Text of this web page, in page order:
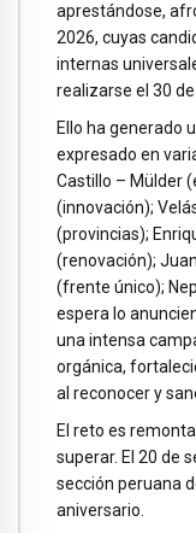
aprestándose,
2026, cuyas
internas
realizarse el 30
Ello ha generado
expresado en
Castillo – Mülder
(innovación);
(provincias);
(renovación);
(frente único);
espera lo
una intensa
orgánica,
al reconocer y
El reto es
superar. El 20 de
sección peruana
aniversario.